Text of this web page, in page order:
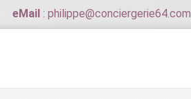
eMail : philippe@conciergerie64.com